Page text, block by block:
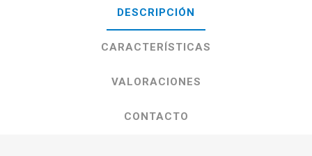
DESCRIPCIÓN
CARACTERÍSTICAS
VALORACIONES
CONTACTO